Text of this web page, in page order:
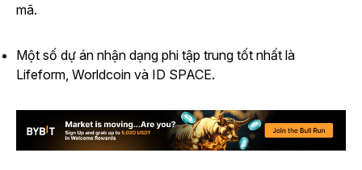
mã.
Một số dự án nhận dạng phi tập trung tốt nhất là
Lifeform, Worldcoin và ID SPACE.